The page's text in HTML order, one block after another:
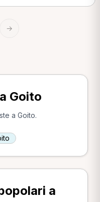
→
Goito
a Goito.
a